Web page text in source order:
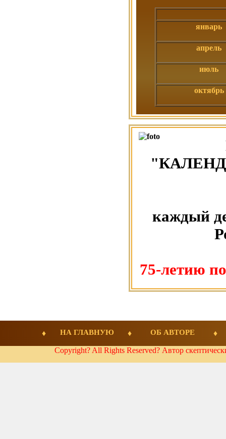
январь
апрель
июль
октябрь
каждый
75-летию
НА ГЛАВНУЮ ОБ АВТОРЕ
Copyright? All Rights Reserved? Автор